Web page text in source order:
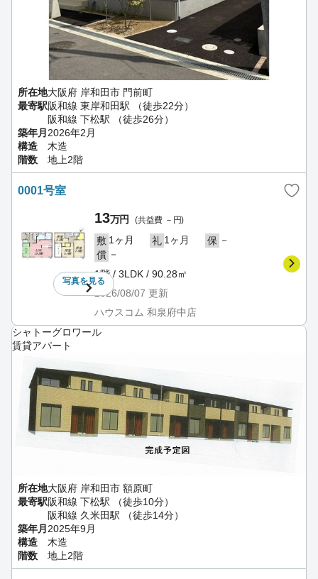
所在地大阪府 岸和田市 門前町
最寄駅阪和線 東岸和田駅 （徒歩22分）
阪和線 下松駅 （徒歩26分）
築年月 2026年2月
構造
木造
階数
地上2階
0001号室
写真を見る
13万円 (共益費 －円)
敷 1ヶ月 礼 1ヶ月 保 －
償 －
1階 / 3LDK / 90.28㎡
2026/08/07 更新
ハウスコム 和泉府中店
シャトーグロワール
賃貸アパート
所在地大阪府 岸和田市 額原町
最寄駅阪和線 下松駅 （徒歩10分）
阪和線 久米田駅 （徒歩14分）
築年月2025年9月
構造
木造
階数
地上2階